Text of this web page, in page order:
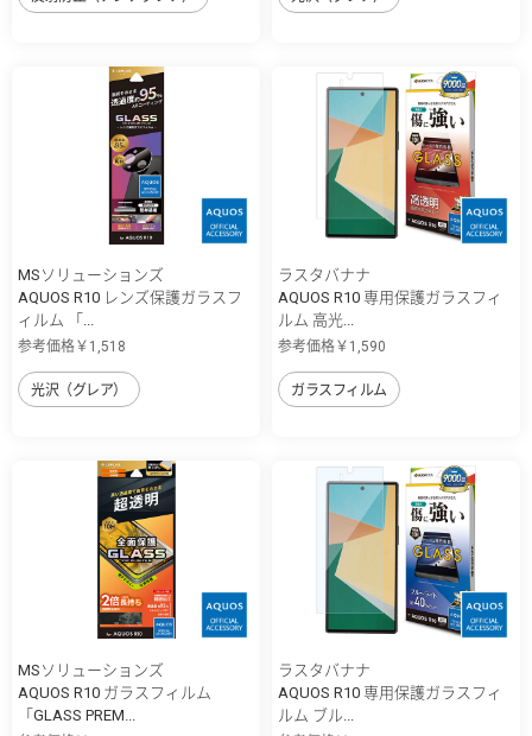
MSソリューションズ
AQUOS R10 レンズ保護ガラスフ
ィルム 「...
参考価格￥1,518
光沢（グレア）
ラスタバナナ
AQUOS R10 専用保護ガラスフィ
ルム 高光...
参考価格￥1,590
ガラスフィルム
MSソリューションズ
AQUOS R10 ガラスフィルム
「GLASS PREM...
ラスタバナナ
AQUOS R10 専用保護ガラスフィ
ルム ブル...